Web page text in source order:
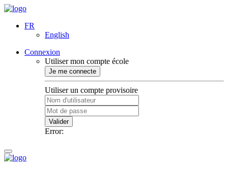
FR
English
Connexion
Utiliser mon compte école
Je me connecte
Utiliser un compte provisoire
Valider
Error: